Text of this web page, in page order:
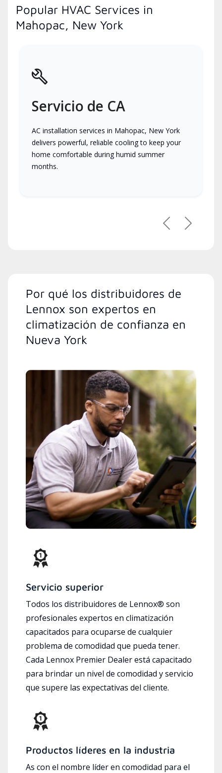
Popular HVAC Services in
Mahopac, New York
Servicio de CA
AC installation services in Mahopac, New York
delivers powerful, reliable cooling to keep your
home comfortable during humid summer
months.
PreviousNext
Por qué los distribuidores de
Lennox son expertos en
climatización de confianza en
Nueva York
Servicio superior
Todos los distribuidores de Lennox® son
profesionales expertos en climatización
capacitados para ocuparse de cualquier
problema de comodidad que pueda tener.
Cada Lennox Premier Dealer está capacitado
para brindar un nivel de comodidad y servicio
que supere las expectativas del cliente.
Productos líderes en la industria
As con el nombre líder en comodidad para el